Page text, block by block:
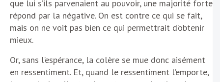
que lui s’ils parvenaient au pouvoir, une majorité forte
répond par la négative. On est contre ce qui se fait,
mais on ne voit pas bien ce qui permettrait d’obtenir
mieux.
Or, sans l’espérance, la colère se mue donc aisément
en ressentiment. Et, quand le ressentiment l’emporte,